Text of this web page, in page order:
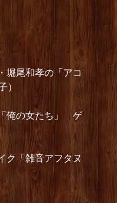
堀尾和孝の「アコ
）
俺の女たち」 ゲ
「雑音アフタヌ